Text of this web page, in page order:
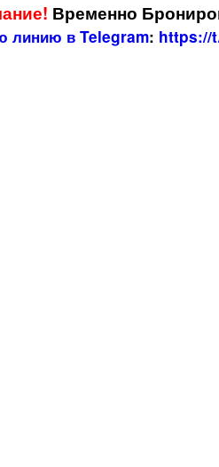
Временно
линию в Telegram: https://